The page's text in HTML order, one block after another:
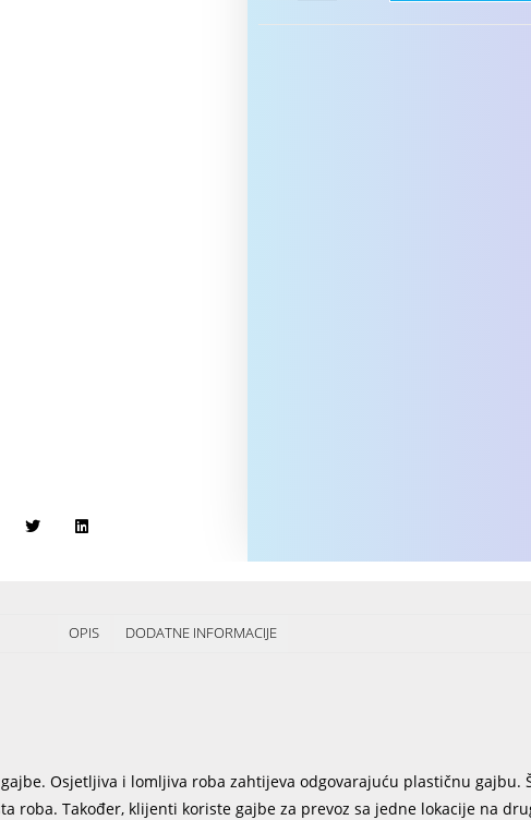
OPIS DODATNE INFORMACIJE
Osjetljiva i lomljiva roba zahtijeva odgovarajuću plastičnu gajbu.
roba. Također, klijenti koriste gajbe za prevoz sa jedne lokacije na